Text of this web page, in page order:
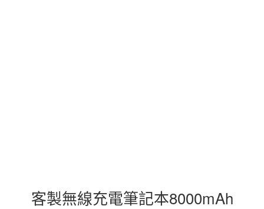
客製無線充電筆記本8000mAh